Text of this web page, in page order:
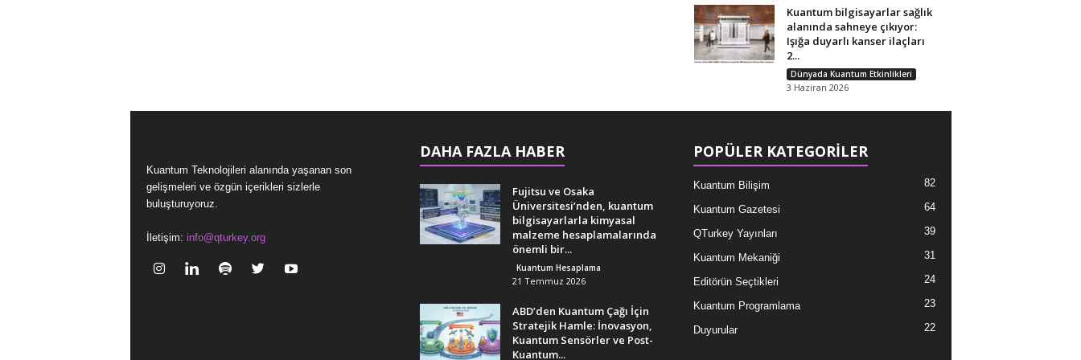
Kuantum bilgisayarlar sağlık
alanında sahneye çıkıyor:
Işığa duyarlı kanser ilaçları
2...
Dünyada Kuantum Etkinlikleri
3 Haziran 2026
Kuantum Teknolojileri alanında yaşanan son
gelişmeleri ve özgün içerikleri sizlerle
buluşturuyoruz.
İletişim: info@qturkey.org
DAHA FAZLA HABER
Fujitsu ve Osaka
Üniversitesi’nden, kuantum
bilgisayarlarla kimyasal
malzeme hesaplamalarında
önemli bir...
Kuantum Hesaplama
21 Temmuz 2026
ABD’den Kuantum Çağı İçin
Stratejik Hamle: İnovasyon,
Kuantum Sensörler ve Post-
Kuantum...
POPÜLER KATEGORİLER
Kuantum Bilişim 82
Kuantum Gazetesi 64
QTurkey Yayınları 39
Kuantum Mekaniği 31
Editörün Seçtikleri 24
Kuantum Programlama 23
Duyurular 22